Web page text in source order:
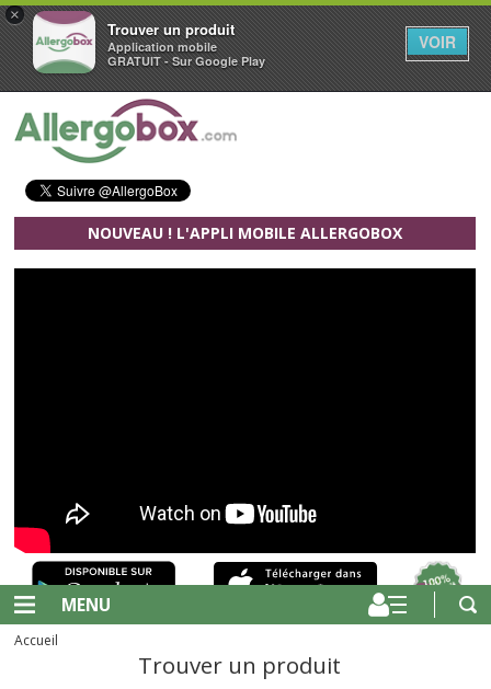
×
Trouver un produit
Application mobile
GRATUIT - Sur Google Play
VOIR
Aller au contenu principal
NOUVEAU ! L'APPLI MOBILE ALLERGOBOX
MENU
Accueil
Trouver un produit